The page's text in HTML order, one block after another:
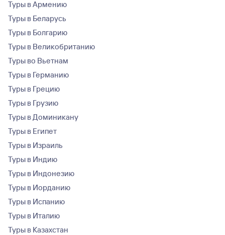
Туры в Армению
Туры в Беларусь
Туры в Болгарию
Туры в Великобританию
Туры во Вьетнам
Туры в Германию
Туры в Грецию
Туры в Грузию
Туры в Доминикану
Туры в Египет
Туры в Израиль
Туры в Индию
Туры в Индонезию
Туры в Иорданию
Туры в Испанию
Туры в Италию
Туры в Казахстан